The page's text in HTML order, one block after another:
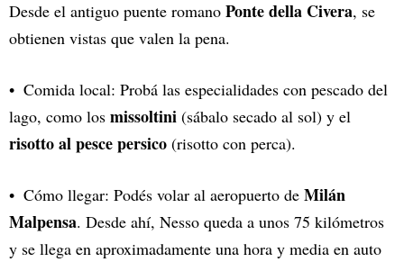
Desde el antiguo puente romano Ponte della Civera, se
obtienen vistas que valen la pena.
Comida local: Probá las especialidades con pescado del
lago, como los missoltini (sábalo secado al sol) y el
risotto al pesce persico (risotto con perca).
Cómo llegar: Podés volar al aeropuerto de Milán
Malpensa. Desde ahí, Nesso queda a unos 75 kilómetros
y se llega en aproximadamente una hora y media en auto